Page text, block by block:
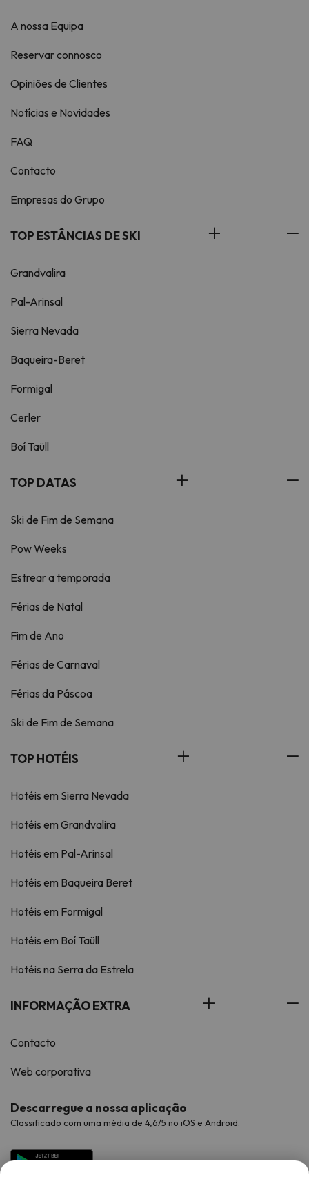
A nossa Equipa
Reservar connosco
Opiniões de Clientes
Notícias e Novidades
FAQ
Contacto
Empresas do Grupo
TOP ESTÂNCIAS DE SKI
Grandvalira
Pal-Arinsal
Sierra Nevada
Baqueira-Beret
Formigal
Cerler
Boí Taüll
TOP DATAS
Ski de Fim de Semana
Pow Weeks
Estrear a temporada
Férias de Natal
Fim de Ano
Férias de Carnaval
Férias da Páscoa
Ski de Fim de Semana
TOP HOTÉIS
Hotéis em Sierra Nevada
Hotéis em Grandvalira
Hotéis em Pal-Arinsal
Hotéis em Baqueira Beret
Hotéis em Formigal
Hotéis em Boí Taüll
Hotéis na Serra da Estrela
INFORMAÇÃO EXTRA
Contacto
Web corporativa
Descarregue a nossa aplicação
Classificado com uma média de 4,6/5 no iOS e Android.